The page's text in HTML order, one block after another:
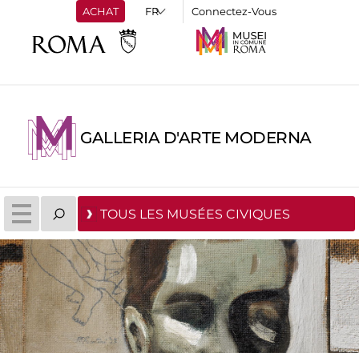
ACHAT Connectez-Vous
GALLERIA D'ARTE MODERNA
TOUS LES MUSÉES CIVIQUES